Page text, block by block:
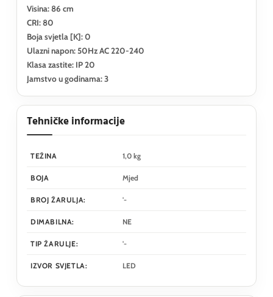
Visina: 86 cm
CRI: 80
Boja svjetla [K]: 0
Ulazni napon: 50Hz AC 220-240
Klasa zastite: IP 20
Jamstvo u godinama: 3
Tehničke informacije
TEŽINA 1,0 kg
BOJA Mjed
BROJ ŽARULJA: '-
DIMABILNA: NE
TIP ŽARULJE: '-
IZVOR SVJETLA: LED